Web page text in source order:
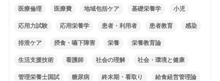
医療倫理 医療費 地域包括ケア 基礎栄養学 小児
応用力試験 応用栄養学 患者・利用者 患者教育 感染
排泄ケア 摂食・嚥下障害 栄養 栄養教育論
生活支援技術 看護師 社会の理解 社会・環境と健康
管理栄養士国試 糖尿病 終末期・看取り 給食経営管理論